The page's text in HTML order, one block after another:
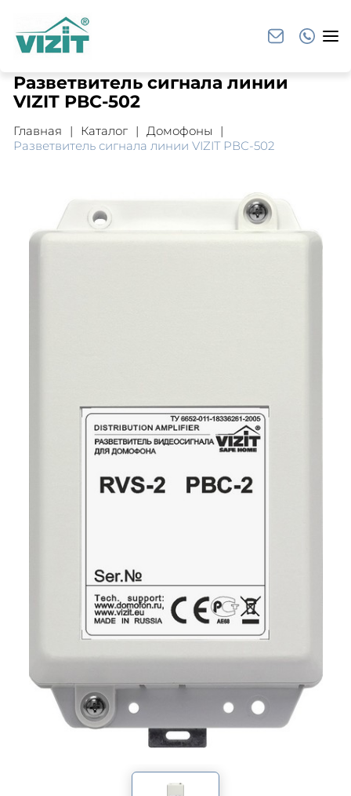
Разветвитель сигнала линии
VIZIT РВС-502
Главная Каталог
Домофоны
Разветвитель сигнала линии VIZIT РВС-502